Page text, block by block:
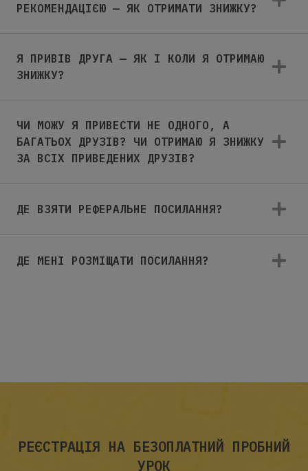
РЕКОМЕНДАЦІЄЮ — ЯК ОТРИМАТИ ЗНИЖКУ?
Я ПРИВІВ ДРУГА — ЯК І КОЛИ Я ОТРИМАЮ
ЗНИЖКУ?
ЧИ МОЖУ Я ПРИВЕСТИ НЕ ОДНОГО, А
БАГАТЬОХ ДРУЗІВ? ЧИ ОТРИМАЮ Я ЗНИЖКУ
ЗА ВСІХ ПРИВЕДЕНИХ ДРУЗІВ?
ДЕ ВЗЯТИ РЕФЕРАЛЬНЕ ПОСИЛАННЯ?
ДЕ МЕНІ РОЗМІЩАТИ ПОСИЛАННЯ?
РЕЄСТРАЦІЯ НА БЕЗОПЛАТНИЙ ПРОБНИЙ
УРОК